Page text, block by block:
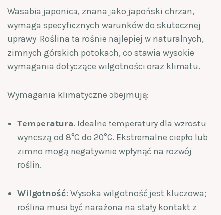
Wasabia japonica, znana jako japoński chrzan,
wymaga specyficznych warunków do skutecznej
uprawy. Roślina ta rośnie najlepiej w naturalnych,
zimnych górskich potokach, co stawia wysokie
wymagania dotyczące wilgotności oraz klimatu.
Wymagania klimatyczne obejmują:
Temperatura: Idealne temperatury dla wzrostu
wynoszą od 8°C do 20°C. Ekstremalne ciepło lub
zimno mogą negatywnie wpłynąć na rozwój
roślin.
Wilgotność: Wysoka wilgotność jest kluczowa;
roślina musi być narażona na stały kontakt z